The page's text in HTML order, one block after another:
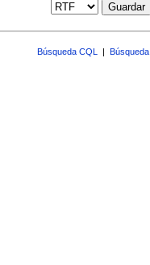
Guardar
Búsqueda CQL